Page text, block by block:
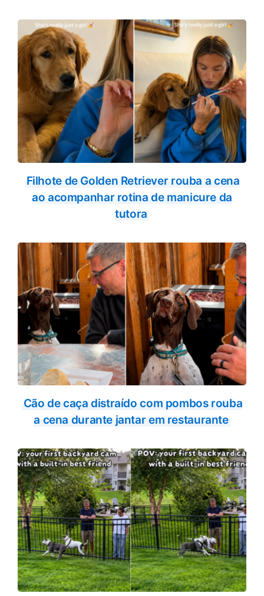
Filhote de Golden Retriever rouba a cena
ao acompanhar rotina de manicure da
tutora
Cão de caça distraído com pombos rouba
a cena durante jantar em restaurante